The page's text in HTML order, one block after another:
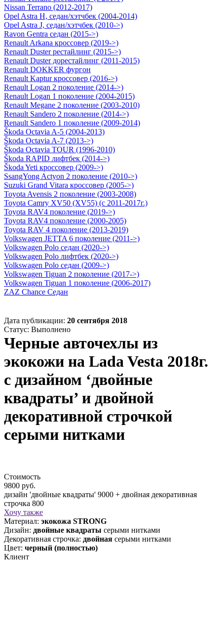
Nissan Terrano (2012-2017)
Opel Astra H, седан/хэтчбек (2004-2014)
Opel Astra J, седан/хэтчбек (2010->)
Ravon Gentra седан (2015->)
Renault Arkana кроссовер (2019->)
Renault Duster рестайлинг (2015->)
Renault Duster дорестайлинг (2011-2015)
Renault DOKKER фургон
Renault Kaptur кроссовер (2016->)
Renault Logan 2 поколение (2014->)
Renault Logan 1 поколение (2004-2015)
Renault Megane 2 поколение (2003-2010)
Renault Sandero 2 поколение (2014->)
Renault Sandero 1 поколение (2009-2014)
Škoda Octavia A-5 (2004-2013)
Škoda Octavia A-7 (2013->)
Škoda Octavia TOUR (1996-2010)
Škoda RAPID лифтбек (2014->)
Škoda Yeti кроссовер (2009->)
SsangYong Actyon 2 поколение (2010->)
Suzuki Grand Vitara кроссовер (2005->)
Toyota Avensis 2 поколение (2003-2008)
Toyota Camry ХV50 (XV55) (с 2011-2017г.)
Toyota RAV4 поколение (2019->)
Toyota RAV4 поколение (2000-2005)
Toyota RAV 4 поколение (2013-2019)
Volkswagen JETTA 6 поколение (2011->)
Volkswagen Polo седан (2020->)
Volkswagen Polo лифтбек (2020->)
Volkswagen Polo седан (2009->)
Volkswagen Tiguan 2 поколение (2017->)
Volkswagen Tiguan 1 поколение (2006-2017)
ZAZ Chance Седан
Дата публикации: 20 сентября 2018
Статус: Выполнено
Черные авточехлы из
экокожи на Lada Vesta 2018г.
с дизайном ‘двойные
квадраты’ и двойной
декоративной строчкой
серыми нитками
Стоимость
9800 руб.
дизайн 'двойные квадраты' 9000 + двойная декоративная
строчка 800
Хочу также
Материал: экокожа STRONG
Дизайн: двойные квадраты серыми нитками
Декоративная строчка: двойная серыми нитками
Цвет: черный (полностью)
Клиент